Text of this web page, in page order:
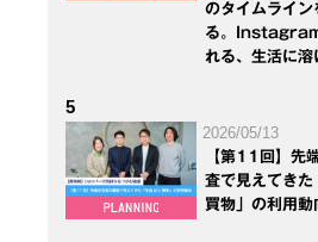
のタイムライン
る。
れる、生活に溶
5
2026/05/13
【第11回】先
査で見えてき
買物」の利用動